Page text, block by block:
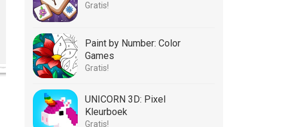
Gratis!
Paint by Number: Color
Games
Gratis!
UNICORN 3D: Pixel
Kleurboek
Gratis!